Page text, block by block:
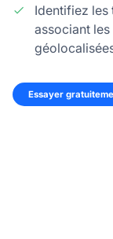
Identifiez les
associant
Essayer